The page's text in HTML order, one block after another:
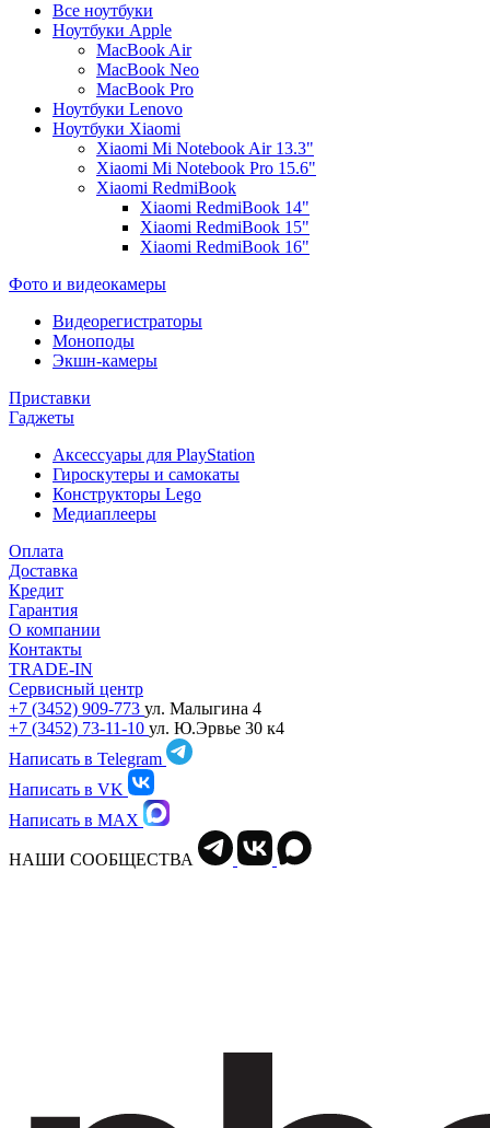
Все ноутбуки
Ноутбуки Apple
MacBook Air
MacBook Neo
MacBook Pro
Ноутбуки Lenovo
Ноутбуки Xiaomi
Xiaomi Mi Notebook Air 13.3"
Xiaomi Mi Notebook Pro 15.6"
Xiaomi RedmiBook
Xiaomi RedmiBook 14"
Xiaomi RedmiBook 15"
Xiaomi RedmiBook 16"
Фото и видеокамеры
Видеорегистраторы
Моноподы
Экшн-камеры
Приставки
Гаджеты
Аксессуары для PlayStation
Гироскутеры и самокаты
Конструкторы Lego
Медиаплееры
Оплата
Доставка
Кредит
Гарантия
О компании
Контакты
TRADE-IN
Сервисный центр
+7 (3452) 909-773 ул. Малыгина 4
+7 (3452) 73-11-10 ул. Ю.Эрвье 30 к4
Написать в Telegram
Написать в VK
Написать в MAX
НАШИ СООБЩЕСТВА